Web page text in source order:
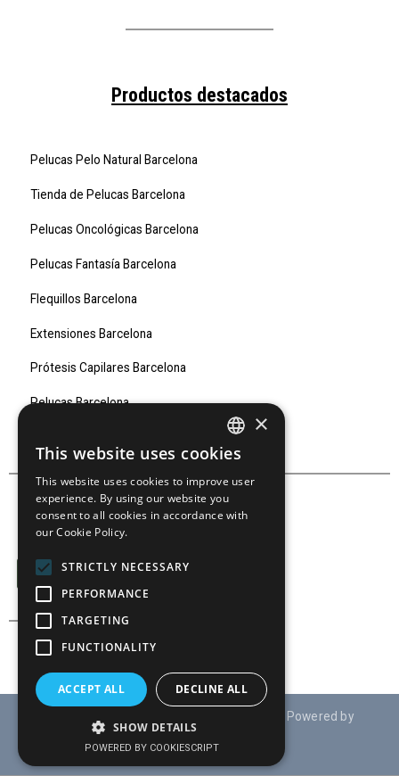
Productos destacados
Pelucas Pelo Natural Barcelona
Tienda de Pelucas Barcelona
Pelucas Oncológicas Barcelona
Pelucas Fantasía Barcelona
Flequillos Barcelona
Extensiones Barcelona
Prótesis Capilares Barcelona
Pelucas Barcelona
SÍGUENOS EN:
© Derechos reservados 2021 TRAUD S.A ( Powered by
:www.drupaladicto.com
SPANISH
SPANISH
×
This website uses cookies
This website uses cookies to improve user
experience. By using our website you
consent to all cookies in accordance with
our Cookie Policy.
STRICTLY NECESSARY
PERFORMANCE
TARGETING
FUNCTIONALITY
ACCEPT ALL DECLINE ALL
SHOW DETAILS
POWERED BY COOKIESCRIPT